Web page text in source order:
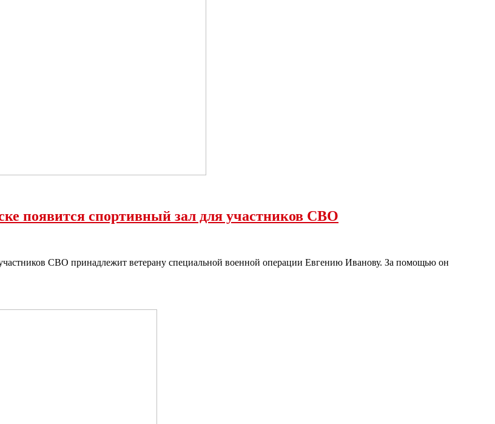
появится спортивный зал для участников СВО
СВО принадлежит ветерану специальной военной операции Евгению Иванову. За помощью он